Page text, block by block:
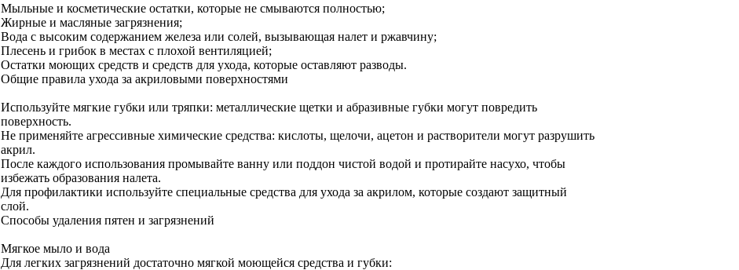
Мыльные и косметические остатки, которые не смываются полностью;
Жирные и масляные загрязнения;
Вода с высоким содержанием железа или солей, вызывающая налет и ржавчину;
Плесень и грибок в местах с плохой вентиляцией;
Остатки моющих средств и средств для ухода, которые оставляют разводы.
Общие правила ухода за акриловыми поверхностями
Используйте мягкие губки или тряпки: металлические щетки и абразивные губки могут повредить
поверхность.
Не применяйте агрессивные химические средства: кислоты, щелочи, ацетон и растворители могут разрушить
акрил.
После каждого использования промывайте ванну или поддон чистой водой и протирайте насухо, чтобы
избежать образования налета.
Для профилактики используйте специальные средства для ухода за акрилом, которые создают защитный
слой.
Способы удаления пятен и загрязнений
Мягкое мыло и вода
Для легких загрязнений достаточно мягкой моющейся средства и губки: